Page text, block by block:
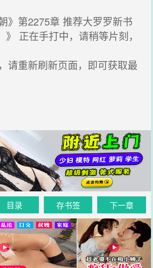
》第2275章 推荐大罗罗新书
》 正在手打中，请稍等片刻，
请重新刷新页面，即可获取最
目录 存书签 下一章